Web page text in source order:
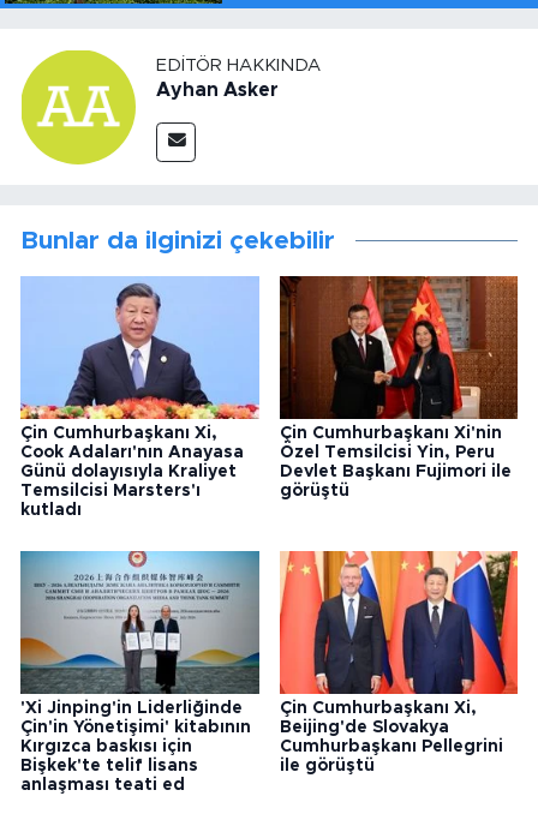
EDITÖR HAKKINDA
Ayhan Asker
Bunlar da ilginizi çekebilir
Çin Cumhurbaşkanı Xi,
Cook Adaları'nın Anayasa
Günü dolayısıyla Kraliyet
Temsilcisi Marsters'ı
kutladı
Çin Cumhurbaşkanı Xi'nin
Özel Temsilcisi Yin, Peru
Devlet Başkanı Fujimori ile
görüştü
'Xi Jinping'in Liderliğinde
Çin'in Yönetişimi' kitabının
Kırgızca baskısı için
Bişkek'te telif lisans
anlaşması teati ed
Çin Cumhurbaşkanı Xi,
Beijing'de Slovakya
Cumhurbaşkanı Pellegrini
ile görüştü